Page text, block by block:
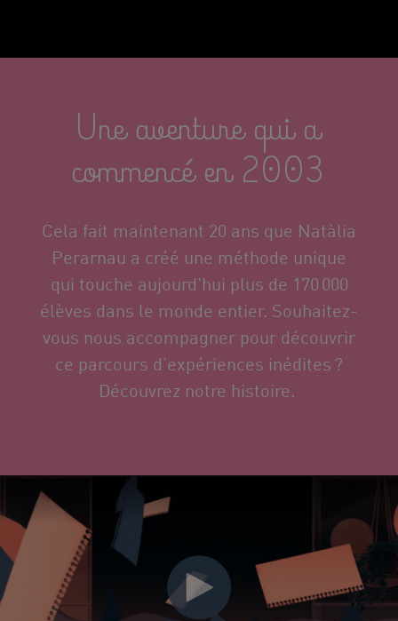
Une aventure qui a
commencé en 2003
Cela fait maintenant 20 ans que Natàlia
Perarnau a créé une méthode unique
qui touche aujourd'hui plus de 170 000
élèves dans le monde entier. Souhaitez-
vous nous accompagner pour découvrir
ce parcours d’expériences inédites ?
Découvrez notre histoire.